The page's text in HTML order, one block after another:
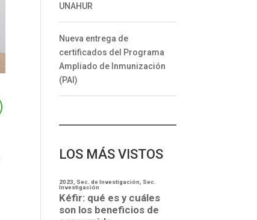
UNAHUR
Nueva entrega de
certificados del Programa
Ampliado de Inmunización
(PAI)
LOS MÁS VISTOS